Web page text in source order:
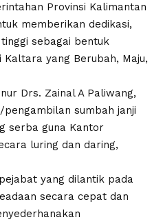
Provinsi Kalimantan
memberikan dedikasi,
sebagai bentuk
Kaltara yang Berubah, Maju,
Drs. Zainal A Paliwang,
sumbah janji
serba guna Kantor
luring dan daring,
yang dilantik pada
secara cepat dan